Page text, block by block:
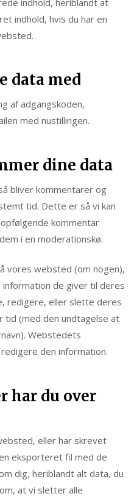
indhold, hvis du har en
data med
af adgangskoden,
med nustillingen.
dine data
bliver kommentarer og
tid. Dette er så vi kan
kommentar
i en moderationskø.
vores websted (om nogen),
de giver til deres
redigere, eller slette deres
tid (med den undtagelse at
Webstedets
den information.
har du over
eller har skrevet
eksporteret fil med de
dig, heriblandt alt data, du
at vi sletter alle